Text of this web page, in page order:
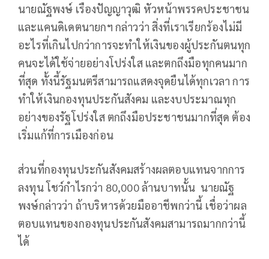
นายณัฐพงษ์ เรืองปัญญาวุฒิ หัวหน้าพรรคประชาชน
และแคนดิเดตนายกฯ กล่าวว่า สิ่งที่เราเรียกร้องไม่มี
อะไรที่เกินไปกว่าการจะทำให้เงินของผู้ประกันตนทุก
คนจะได้ใช้จ่ายอย่างโปร่งใส และตกถึงมือทุกคนมาก
ที่สุด ทั้งนี้รัฐมนตรีสามารถแสดงจุดยืนได้ทุกเวลา การ
ทำให้เงินกองทุนประกันสังคม และงบประมาณทุก
อย่างของรัฐโปร่งใส ตกถึงมือประชาชนมากที่สุด ต้อง
เริ่มแก้ที่การเมืองก่อน
ส่วนที่กองทุนประกันสังคมสร้างผลตอบแทนจากการ
ลงทุน โชว์กำไรกว่า 80,000 ล้านบาทนั้น นายณัฐ
พงษ์กล่าวว่า ถ้าบริหารด้วยมืออาชีพกว่านี้ เชื่อว่าผล
ตอบแทนของกองทุนประกันสังคมสามารถมากกว่านี้
ได้